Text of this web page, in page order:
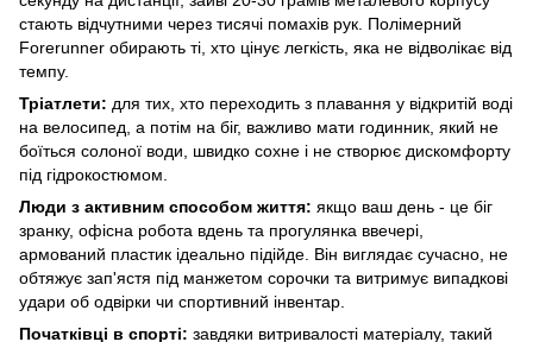
стають відчутними через тисячі помахів рук. Полімерний
Forerunner обирають ті, хто цінує легкість, яка не відволікає від
темпу.
Тріатлети: для тих, хто переходить з плавання у відкритій воді
на велосипед, а потім на біг, важливо мати годинник, який не
боїться солоної води, швидко сохне і не створює дискомфорту
під гідрокостюмом.
Люди з активним способом життя: якщо ваш день - це біг
зранку, офісна робота вдень та прогулянка ввечері,
армований пластик ідеально підійде. Він виглядає сучасно, не
обтяжує зап'ястя під манжетом сорочки та витримує випадкові
удари об одвірки чи спортивний інвентар.
Початківці в спорті: завдяки витривалості матеріалу, такий